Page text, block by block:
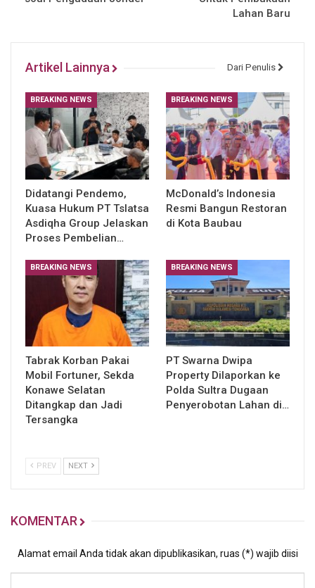
Lahan Baru
Artikel Lainnya Dari Penulis
BREAKING NEWS
Didatangi Pendemo,
Kuasa Hukum PT Tslatsa
Asdiqha Group Jelaskan
Proses Pembelian…
BREAKING NEWS
McDonald’s Indonesia
Resmi Bangun Restoran
di Kota Baubau
BREAKING NEWS
Tabrak Korban Pakai
Mobil Fortuner, Sekda
Konawe Selatan
Ditangkap dan Jadi
Tersangka
BREAKING NEWS
PT Swarna Dwipa
Property Dilaporkan ke
Polda Sultra Dugaan
Penyerobotan Lahan di…
PREV NEXT
KOMENTAR
Alamat email Anda tidak akan dipublikasikan, ruas (*) wajib diisi